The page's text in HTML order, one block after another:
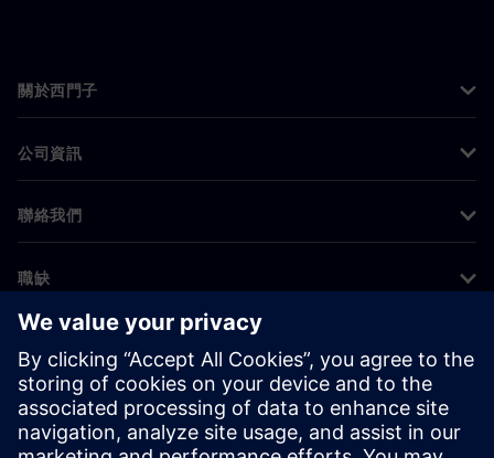
關於西門子
公司資訊
聯絡我們
職缺
©Siemens 2026
公司資訊